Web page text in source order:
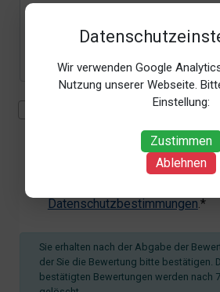
Wir verwenden Google
Nutzung unserer Webseite.
Einstellung:
Zustimmen
Ablehnen
Mit der Erhebung, Verarbeitung
personenbezogenen Daten
Uhrzeit der
Zweck der Bewertung erkläre
Datenschutzbestimmungen.*
Sie erhalten nach der Abgabe der
der Sie die Bewertung bitte bestätigen.
bestätigten Bewertungen werden nach